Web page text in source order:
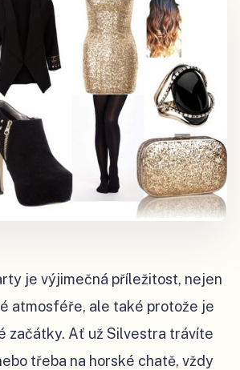
je výjimečná příležitost, nejen
atmosféře, ale také protože je
začátky. Ať už Silvestra trávíte
třeba na horské chatě, vždy